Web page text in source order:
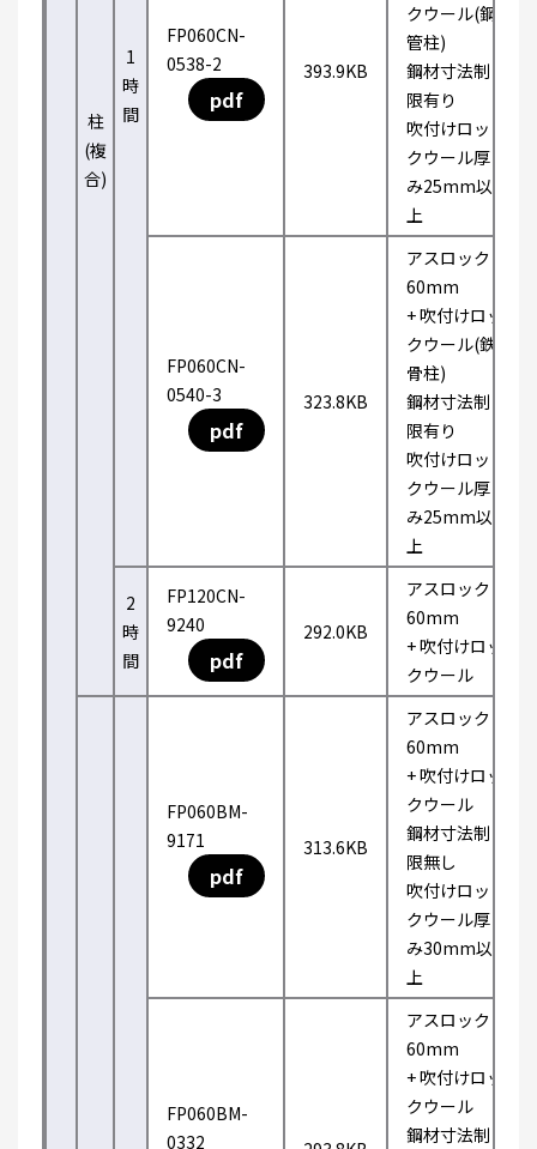
柱
(複
合)
1
時
間
FP060CN-
0538-2
pdf
393.9KB
クウール(鋼
管柱)
鋼材寸法制
限有り
吹付けロッ
クウール厚
み25mm以
上
FP060CN-
0540-3
pdf
323.8KB
アスロック
60mm
+ 吹付けロッ
クウール(鉄
骨柱)
鋼材寸法制
限有り
吹付けロッ
クウール厚
み25mm以
上
2
時
間
FP120CN-
9240
pdf
292.0KB
アスロック
60mm
+ 吹付けロッ
クウール
FP060BM-
9171
pdf
313.6KB
アスロック
60mm
+ 吹付けロッ
クウール
鋼材寸法制
限無し
吹付けロッ
クウール厚
み30mm以
上
FP060BM-
0332
アスロック
60mm
+ 吹付けロッ
クウール
鋼材寸法制